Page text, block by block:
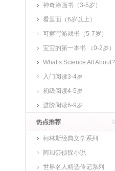
神奇涂画书（3-5岁）
看里面（6岁以上）
可擦写游戏书（5-7岁）
宝宝的第一本书 （0-2岁）
What’s Science All About?
入门阅读3-4岁
初级阅读4-5岁
进阶阅读6-9岁
热点推荐
柯林斯经典文学系列
阿加莎侦探小说
世界名人精选传记系列